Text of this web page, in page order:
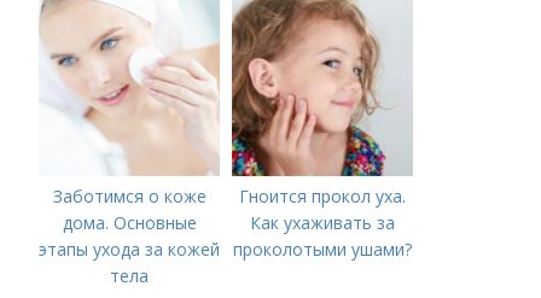
Заботимся о коже
дома. Основные
этапы ухода за кожей
тела
Гноится прокол уха.
Как ухаживать за
проколотыми ушами?